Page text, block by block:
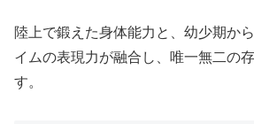
陸上で鍛えた身体能力と、幼少期か
イムの表現力が融合し、唯一無二の
す。